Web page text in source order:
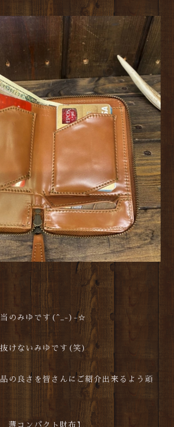
当のみゆです(^_-)-☆
けないみゆです(笑)
の良さを皆さんにご紹介出来るよう頑
薄コンパクト財布】